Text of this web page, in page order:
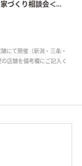
づくり相談会＜予
にて開催（新潟・三条・
店舗を備考欄にご記入く